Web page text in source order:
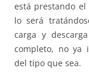
está prestando
lo será
carga y
completo, no ya
del tipo que sea.